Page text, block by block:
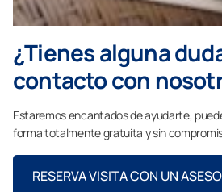
¿Tienes alguna
contacto con
Estaremos encantados de ayudarte,
forma totalmente gratuita y sin
RESERVA VISITA CON UN